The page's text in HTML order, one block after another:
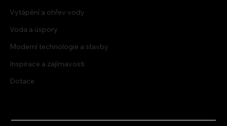
Vytápění a ohřev vody
Voda a úspory
Moderní technologie a stavby
Inspirace a zajímavosti
Dotace